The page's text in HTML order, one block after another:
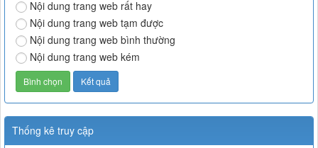
Nội dung trang web rất hay
Nội dung trang web tạm được
Nội dung trang web bình thường
Nội dung trang web kém
Thống kê truy cập